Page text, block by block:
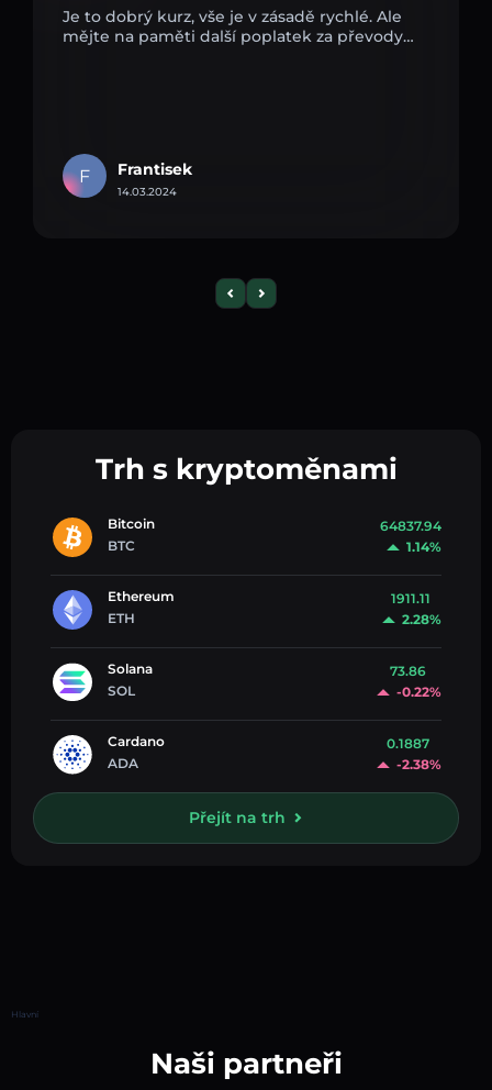
Je to dobrý kurz, vše je v zásadě rychlé. Ale
mějte na paměti další poplatek za převody…
F Frantisek
14.03.2024
Trh s kryptoměnami
Bitcoin
BTC
64837.94
1.14%
Ethereum
ETH
1911.11
2.28%
Solana
SOL
73.86
-0.22%
Cardano
ADA
0.1887
-2.38%
Přejít na trh
Hlavní
Naši partneři